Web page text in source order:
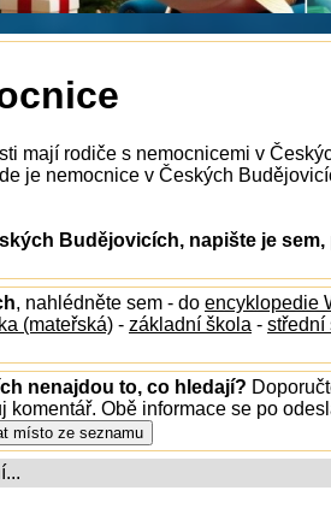
mají rodiče s nemocnicemi v
je nemocnice v Českých
Budějovicích, napište je sem,
, nahlédněte sem - do encyklopedie
(mateřská) - základní škola - střední
nenajdou to, co hledají?
Obě informace se po